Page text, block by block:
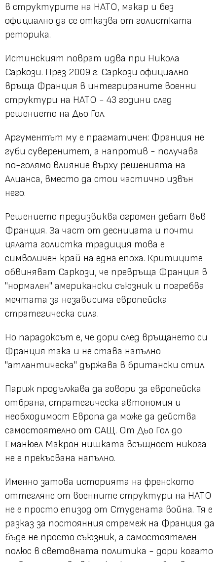
в структурите на НАТО, макар и без
официално да се отказва от голистката
реторика.
Истинският поврат идва при Никола
Саркози. През 2009 г. Саркози официално
връща Франция в интегрираните военни
структури на НАТО - 43 години след
решението на Дьо Гол.
Аргументът му е прагматичен: Франция не
губи суверенитет, а напротив - получава
по-голямо влияние върху решенията на
Алианса, вместо да стои частично извън
него.
Решението предизвиква огромен дебат във
Франция. За част от десницата и почти
цялата голистка традиция това е
символичен край на една епоха. Критиците
обвиняват Саркози, че превръща Франция в
"нормален" американски съюзник и погребва
мечтата за независима европейска
стратегическа сила.
Но парадоксът е, че дори след връщането си
Франция така и не става напълно
"атлантическа" държава в британски стил.
Париж продължава да говори за европейска
отбрана, стратегическа автономия и
необходимост Европа да може да действа
самостоятелно от САЩ. От Дьо Гол до
Еманюел Макрон нишката всъщност никога
не е прекъсвана напълно.
Именно затова историята на френското
оттегляне от военните структури на НАТО
не е просто епизод от Студената война. Тя е
разказ за постоянния стремеж на Франция да
бъде не просто съюзник, а самостоятелен
полюс в световната политика - дори когато